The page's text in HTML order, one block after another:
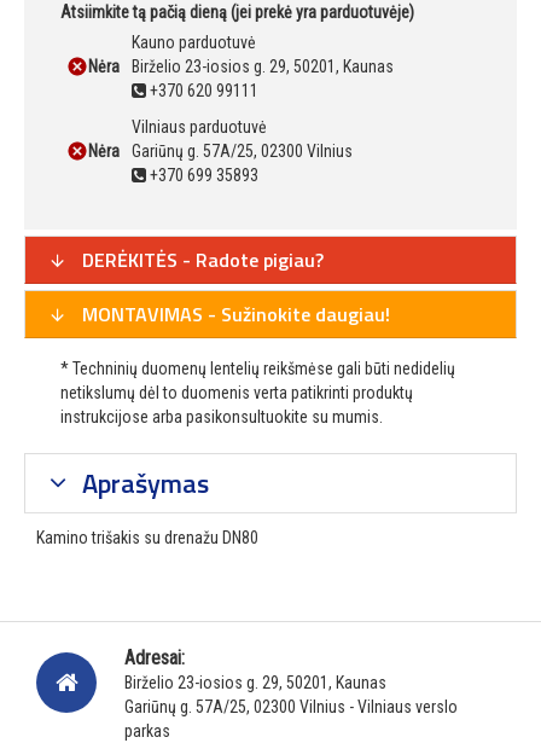
Atsiimkite tą pačią dieną (jei prekė yra parduotuvėje)
Nėra
Kauno parduotuvė
Birželio 23-iosios g. 29, 50201, Kaunas
+370 620 99111
Nėra
Vilniaus parduotuvė
Gariūnų g. 57A/25, 02300 Vilnius
+370 699 35893
DERĖKITĖS - Radote pigiau?
MONTAVIMAS - Sužinokite daugiau!
* Techninių duomenų lentelių reikšmėse gali būti nedidelių
netikslumų dėl to duomenis verta patikrinti produktų
instrukcijose arba pasikonsultuokite su mumis.
Aprašymas
Kamino trišakis su drenažu DN80
Adresai:
Birželio 23-iosios g. 29, 50201, Kaunas
Gariūnų g. 57A/25, 02300 Vilnius - Vilniaus verslo
parkas